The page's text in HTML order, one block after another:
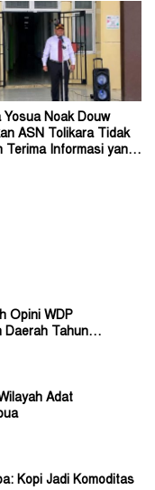
Yosua Noak Douw
ASN Tolikara Tidak
Terima Informasi yang
Opini WDP
Daerah Tahun
Adat
Kopi Jadi Komoditas